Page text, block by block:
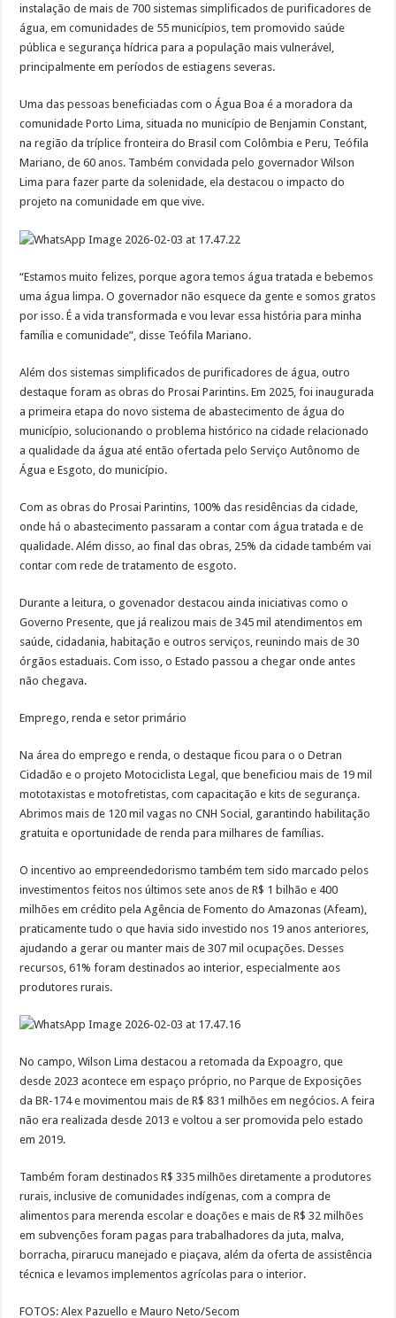
instalação de mais de 700 sistemas simplificados de purificadores de
água, em comunidades de 55 municípios, tem promovido saúde
pública e segurança hídrica para a população mais vulnerável,
principalmente em períodos de estiagens severas.
Uma das pessoas beneficiadas com o Água Boa é a moradora da
comunidade Porto Lima, situada no município de Benjamin Constant,
na região da tríplice fronteira do Brasil com Colômbia e Peru, Teófila
Mariano, de 60 anos. Também convidada pelo governador Wilson
Lima para fazer parte da solenidade, ela destacou o impacto do
projeto na comunidade em que vive.
“Estamos muito felizes, porque agora temos água tratada e bebemos
uma água limpa. O governador não esquece da gente e somos gratos
por isso. É a vida transformada e vou levar essa história para minha
família e comunidade”, disse Teófila Mariano.
Além dos sistemas simplificados de purificadores de água, outro
destaque foram as obras do Prosai Parintins. Em 2025, foi inaugurada
a primeira etapa do novo sistema de abastecimento de água do
município, solucionando o problema histórico na cidade relacionado
a qualidade da água até então ofertada pelo Serviço Autônomo de
Água e Esgoto, do município.
Com as obras do Prosai Parintins, 100% das residências da cidade,
onde há o abastecimento passaram a contar com água tratada e de
qualidade. Além disso, ao final das obras, 25% da cidade também vai
contar com rede de tratamento de esgoto.
Durante a leitura, o govenador destacou ainda iniciativas como o
Governo Presente, que já realizou mais de 345 mil atendimentos em
saúde, cidadania, habitação e outros serviços, reunindo mais de 30
órgãos estaduais. Com isso, o Estado passou a chegar onde antes
não chegava.
Emprego, renda e setor primário
Na área do emprego e renda, o destaque ficou para o o Detran
Cidadão e o projeto Motociclista Legal, que beneficiou mais de 19 mil
mototaxistas e motofretistas, com capacitação e kits de segurança.
Abrimos mais de 120 mil vagas no CNH Social, garantindo habilitação
gratuita e oportunidade de renda para milhares de famílias.
O incentivo ao empreendedorismo também tem sido marcado pelos
investimentos feitos nos últimos sete anos de R$ 1 bilhão e 400
milhões em crédito pela Agência de Fomento do Amazonas (Afeam),
praticamente tudo o que havia sido investido nos 19 anos anteriores,
ajudando a gerar ou manter mais de 307 mil ocupações. Desses
recursos, 61% foram destinados ao interior, especialmente aos
produtores rurais.
No campo, Wilson Lima destacou a retomada da Expoagro, que
desde 2023 acontece em espaço próprio, no Parque de Exposições
da BR-174 e movimentou mais de R$ 831 milhões em negócios. A feira
não era realizada desde 2013 e voltou a ser promovida pelo estado
em 2019.
Também foram destinados R$ 335 milhões diretamente a produtores
rurais, inclusive de comunidades indígenas, com a compra de
alimentos para merenda escolar e doações e mais de R$ 32 milhões
em subvenções foram pagas para trabalhadores da juta, malva,
borracha, pirarucu manejado e piaçava, além da oferta de assistência
técnica e levamos implementos agrícolas para o interior.
FOTOS: Alex Pazuello e Mauro Neto/Secom